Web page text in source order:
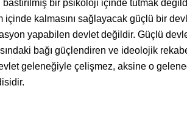
bir psikoloji içinde tutmak
kalmasını sağlayacak güçlü bir
yapabilen devlet değildir. Güçlü
bağı güçlendiren ve ideolojik
geleneğiyle çelişmez, aksine o